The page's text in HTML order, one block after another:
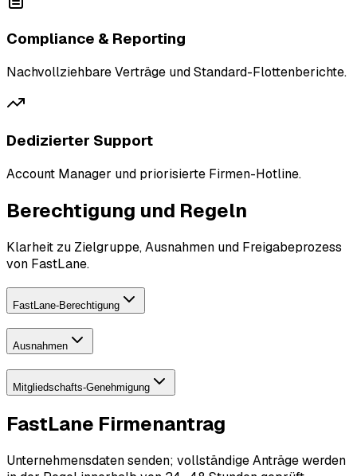
Compliance & Reporting
Nachvollziehbare Verträge und Standard-Flottenberichte.
Dedizierter Support
Account Manager und priorisierte Firmen-Hotline.
Berechtigung und Regeln
Klarheit zu Zielgruppe, Ausnahmen und Freigabeprozess
von FastLane.
FastLane-Berechtigung
Ausnahmen
Mitgliedschafts-Genehmigung
FastLane Firmenantrag
Unternehmensdaten senden; vollständige Anträge werden